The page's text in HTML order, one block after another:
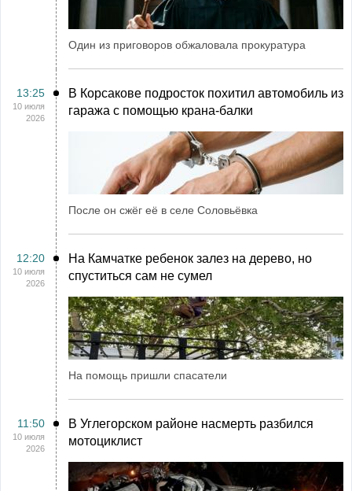
Один из приговоров обжаловала прокуратура
13:25
10 июля
2026
В Корсакове подросток похитил автомобиль из
гаража с помощью крана-балки
После он сжёг её в селе Соловьёвка
12:20
10 июля
2026
На Камчатке ребенок залез на дерево, но
спуститься сам не сумел
На помощь пришли спасатели
11:50
10 июля
2026
В Углегорском районе насмерть разбился
мотоциклист